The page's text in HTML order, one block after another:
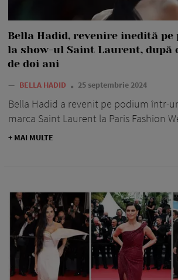
Bella Hadid, revenire inedită pe
la show-ul Saint Laurent, după
de doi ani
— BELLA HADID 25 septembrie 2024
Bella Hadid a revenit pe podium într-
marca Saint Laurent la Paris Fashion
+ MAI MULTE